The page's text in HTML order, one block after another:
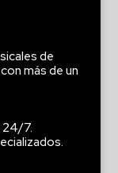
de
más de un
24/7.